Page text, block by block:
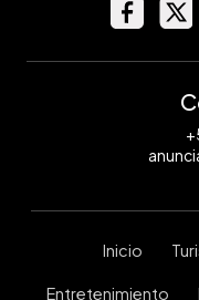
Inicio
Entretenimiento